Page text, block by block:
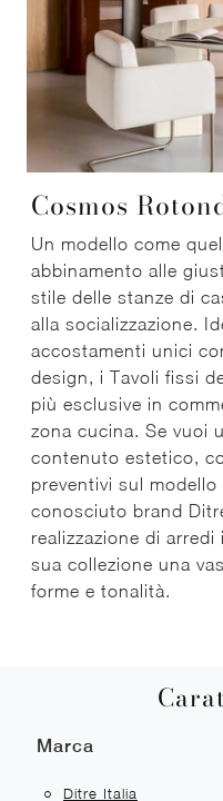
Cosmos
Un modello come
abbinamento alle
stile delle stanze di
alla socializzazione.
accostamenti unici
design, i Tavoli fissi
più esclusive in
zona cucina. Se vuoi
contenuto estetico,
preventivi sul
conosciuto brand
realizzazione di
sua collezione una
forme e tonalità.
Marca
Ditre Italia